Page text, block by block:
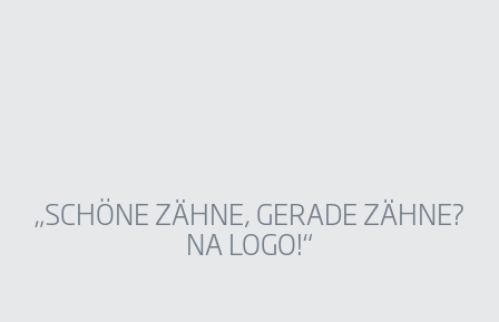
„SCHÖNE ZÄHNE, GERADE ZÄHNE?
NA LOGO!“